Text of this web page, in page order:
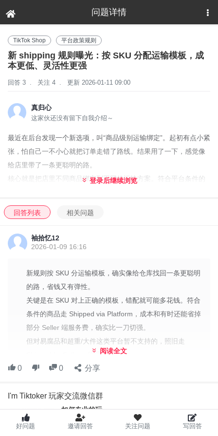
问题详情
下拉刷新
TikTok Shop 平台政策规则
新 shipping 规则曝光：按 SKU 分配运输模板，成
本更低、灵活性更强
回答 3 . 关注 4 . 更新 2026-01-11 09:00
真归心
这家伙还没有留下自我介绍～
最近在后台发现一个新选项，叫“商品级别运输绑定”。起初有点小紧
张，怕自己一不小心就把订单走错了路线。结果用了一下，感觉像
给店里带了一条更聪明的路。
核心就是把店里不同商品绑定到不同的运输方案。符合平台条件的
简单说就是按 SKU 分配运输模板，不再“一刀切”。
成本方面，符合条件的商品能享受平台运费优惠，起步价也比市场
普遍水平低，甚至能免掉部分 Seller 端服务费，直接降本。灵活性
也上来：对易腐品、超重/大件等平台暂不支持的商品，照旧走
运营上要点是把 SKU 对应到正确的运输模板，仓储和订单系统对接
时模板映射要准确，避免错配增加成本。
场景举例：轻量家居品像薄毯子走 Shipped via Platform；重型椅子
或大件家具走 Shipped by Seller，这样成本和时效都能兼顾。
实施步骤其实挺简单：在商家后台开启商品级别运输绑定，先试点
一个品类，再扩展到更多 SKU，同时持续监控成本和履约体验。
风险与注意别忘了：要更新客服话术，...
登录后继续浏览
回答列表 相关问题
袖拾忆12
2026-01-09 16:16
新规则按 SKU 分运输模板，确实像给仓库找回一条更聪明
的路，省钱又有弹性。
关键是在 SKU 对上正确的模板，错配就可能多花钱。符合
条件的商品走 Shipped via Platform，成本和有时还能省掉
部分 Seller 端服务费，确实比一刀切强。
但对易腐品和超重/大件这类平台暂不支持的，照旧走
Shipped by Seller，稳妥。
我自己的点子是先挑低成本、符合条件的品类试点，看看
你们有在试点吗？留言聊聊遇到的坑和初步效果。
阅读全文
0 0 分享
I'm Tiktoker 玩家交流微信群
如何专业的玩，
如何开心的玩，
我们，
好问题 邀请回答 关注问题 写回答